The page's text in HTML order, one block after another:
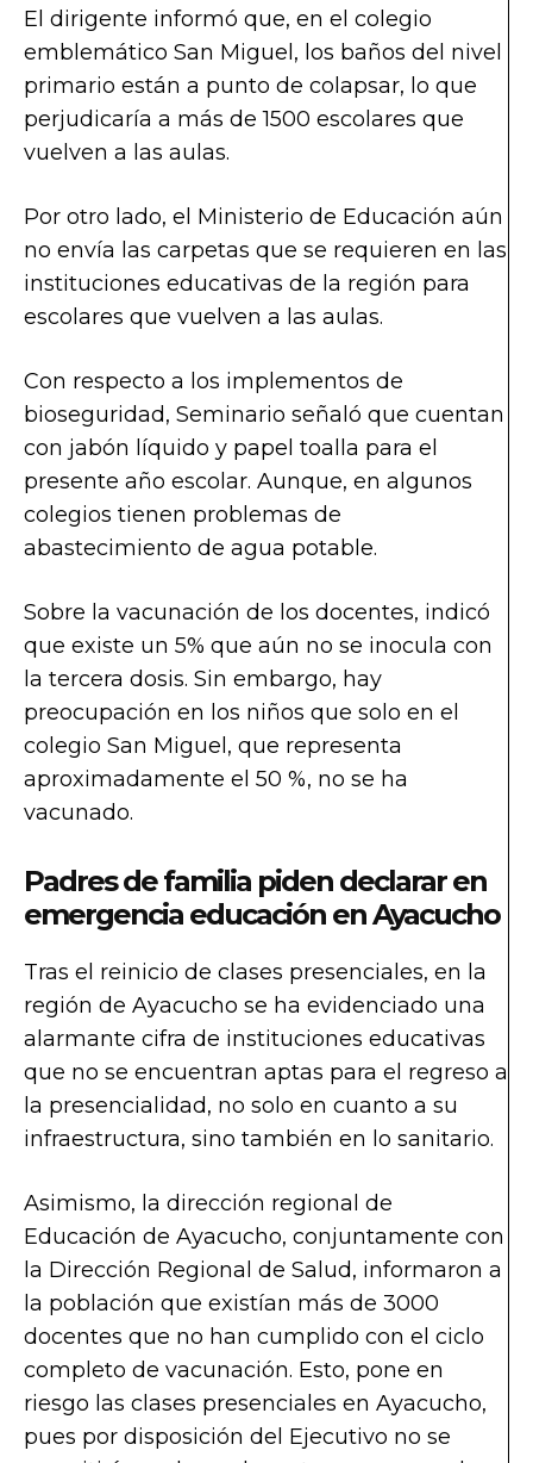
El dirigente informó que, en el colegio
emblemático San Miguel, los baños del nivel
primario están a punto de colapsar, lo que
perjudicaría a más de 1500 escolares que
vuelven a las aulas.
Por otro lado, el Ministerio de Educación aún
no envía las carpetas que se requieren en las
instituciones educativas de la región para
escolares que vuelven a las aulas.
Con respecto a los implementos de
bioseguridad, Seminario señaló que cuentan
con jabón líquido y papel toalla para el
presente año escolar. Aunque, en algunos
colegios tienen problemas de
abastecimiento de agua potable.
Sobre la vacunación de los docentes, indicó
que existe un 5% que aún no se inocula con
la tercera dosis. Sin embargo, hay
preocupación en los niños que solo en el
colegio San Miguel, que representa
aproximadamente el 50 %, no se ha
vacunado.
Padres de familia piden declarar en
emergencia educación en Ayacucho
Tras el reinicio de clases presenciales, en la
región de Ayacucho se ha evidenciado una
alarmante cifra de instituciones educativas
que no se encuentran aptas para el regreso a
la presencialidad, no solo en cuanto a su
infraestructura, sino también en lo sanitario.
Asimismo, la dirección regional de
Educación de Ayacucho, conjuntamente con
la Dirección Regional de Salud, informaron a
la población que existían más de 3000
docentes que no han cumplido con el ciclo
completo de vacunación. Esto, pone en
riesgo las clases presenciales en Ayacucho,
pues por disposición del Ejecutivo no se